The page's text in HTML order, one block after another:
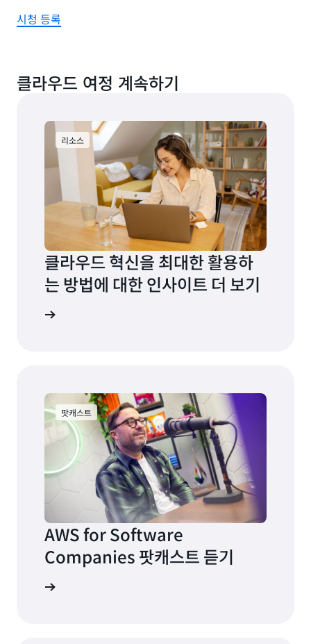
시청 등록
클라우드 여정 계속하기
리소스
클라우드 혁신을 최대한 활용하
는 방법에 대한 인사이트 더 보기
팟캐스트
AWS for Software
Companies 팟캐스트 듣기